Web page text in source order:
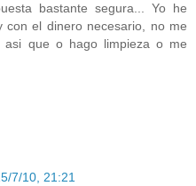
bastante segura... Yo he
con el dinero necesario, no me
que o hago limpieza o me
7/10, 21:21